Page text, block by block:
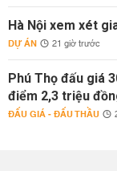
Hà Nội xem xét
DỰ ÁN 21 giờ trước
Phú Thọ đấu giá
điểm 2,3 triệu
ĐẤU GIÁ - ĐẤU THẦU